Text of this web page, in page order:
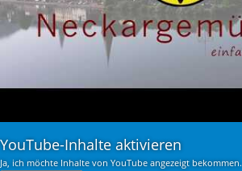
YouTube-Inhalte aktivieren
Ja, ich möchte Inhalte von YouTube angezeigt bekommen.